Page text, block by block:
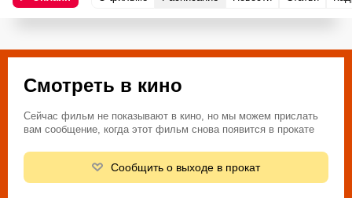
Смотреть в кино
Сейчас фильм не показывают в кино, но мы можем прислать
вам сообщение, когда этот фильм снова появится в прокате
Сообщить о выходе в прокат